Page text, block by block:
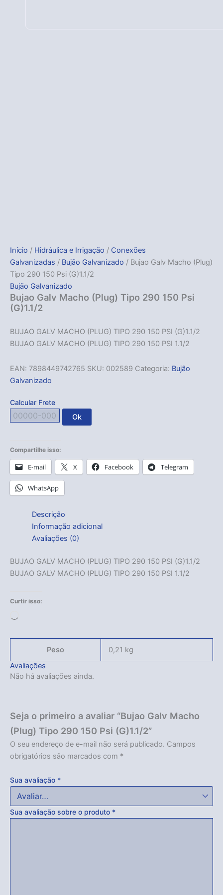
Início / Hidráulica e Irrigação / Conexões
Galvanizadas / Bujão Galvanizado / Bujao Galv Macho (Plug)
Tipo 290 150 Psi (G)1.1/2
Bujão Galvanizado
Bujao Galv Macho (Plug) Tipo 290 150 Psi
(G)1.1/2
BUJAO GALV MACHO (PLUG) TIPO 290 150 PSI (G)1.1/2
BUJAO GALV MACHO (PLUG) TIPO 290 150 PSI 1.1/2
EAN: 7898449742765 SKU: 002589 Categoria: Bujão
Galvanizado
Calcular Frete
Ok
Compartilhe isso:
E-mail X Facebook Telegram
WhatsApp
Descrição
Informação adicional
Avaliações (0)
BUJAO GALV MACHO (PLUG) TIPO 290 150 PSI (G)1.1/2
BUJAO GALV MACHO (PLUG) TIPO 290 150 PSI 1.1/2
Curtir isso:
Peso
0,21 kg
Avaliações
Não há avaliações ainda.
Seja o primeiro a avaliar “Bujao Galv Macho
(Plug) Tipo 290 150 Psi (G)1.1/2”
O seu endereço de e-mail não será publicado. Campos
obrigatórios são marcados com *
Sua avaliação *
Sua avaliação sobre o produto *